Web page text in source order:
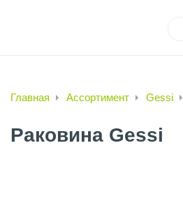
Главная Ассортимент Gessi
Раковина Gessi